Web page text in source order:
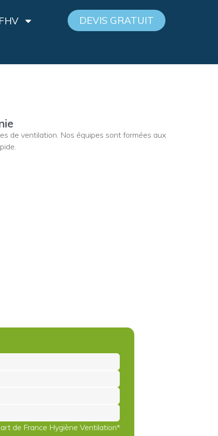
DEVIS GRATUIT
de ventilation. Nos équipes sont formées aux
de France Hygiène Ventilation*